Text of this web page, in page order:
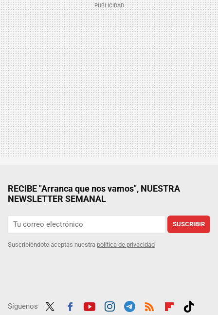
RECIBE "Arranca que nos vamos", NUESTRA
NEWSLETTER SEMANAL
SUSCRIBIR
Suscribiéndote aceptas nuestra política de privacidad
Síguenos